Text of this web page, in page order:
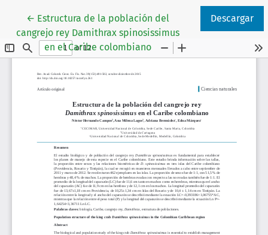
← Volver a los detalles del artículo
Estructura de la población del
cangrejo rey Damithrax spinosissimus
en el Caribe colombiano
Descargar